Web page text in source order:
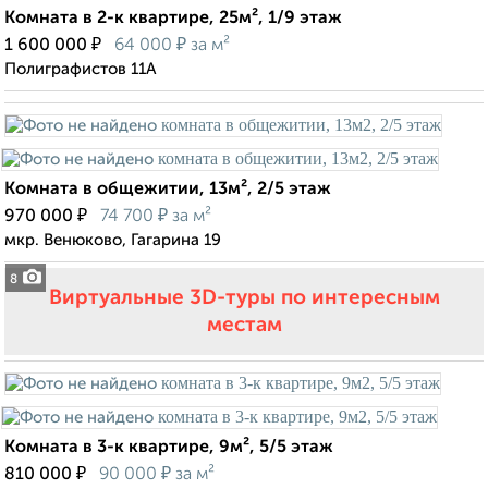
Комната в 2-к квартире, 25м², 1/9 этаж
1 600 000 ₽ 64 000 ₽ за м²
Полиграфистов 11А
8
Комната в общежитии, 13м², 2/5 этаж
970 000 ₽ 74 700 ₽ за м²
мкр. Венюково, Гагарина 19
Виртуальные 3D-туры по интересным
местам
Комната в 3-к квартире, 9м², 5/5 этаж
810 000 ₽ 90 000 ₽ за м²